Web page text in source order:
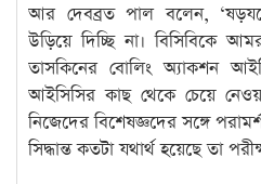
আর দেবব্রত পাল বলেন,
উড়িয়ে দিচ্ছি না। বিসিবিকে
তাসকিনের বোলিং অ্যাকশন
আইসিসির কাছ থেকে চেয়ে
নিজেদের বিশেষজ্ঞদের সঙ্গে
সিদ্ধান্ত কতটা যথার্থ হয়েছে তা